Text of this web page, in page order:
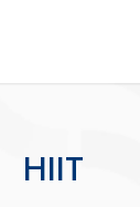
HIIT